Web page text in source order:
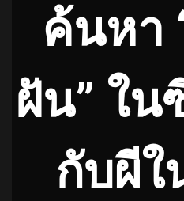
ค้นหา
ฝัน” ใน
กับผีใ